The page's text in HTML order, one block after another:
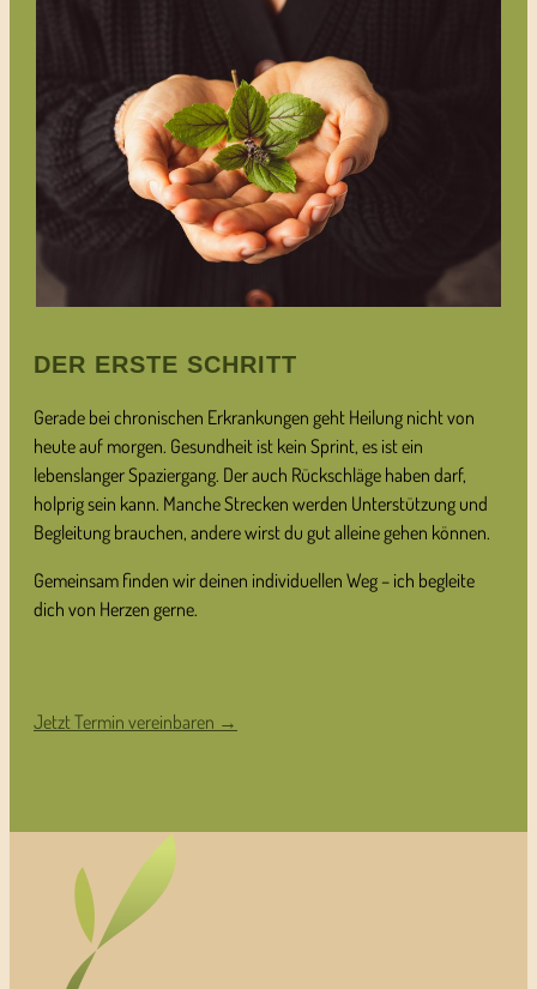
DER ERSTE SCHRITT
Gerade bei chronischen Erkrankungen geht Heilung nicht von
heute auf morgen. Gesundheit ist kein Sprint, es ist ein
lebenslanger Spaziergang. Der auch Rückschläge haben darf,
holprig sein kann. Manche Strecken werden Unterstützung und
Begleitung brauchen, andere wirst du gut alleine gehen können.
Gemeinsam finden wir deinen individuellen Weg – ich begleite
dich von Herzen gerne.
Jetzt Termin vereinbaren →